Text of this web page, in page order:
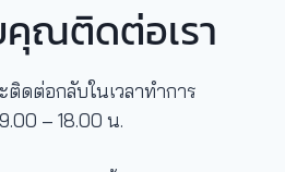
ณติดต่อเรา
ติดต่อกลับในเวลาทำการ
– 18.00 น.